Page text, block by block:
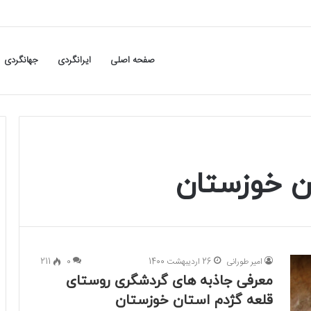
صفحه اصلی ایرانگردی جهانگردی
خوزستان
امیر طورانی 26 اردیبهشت 1400 0
211
معرفی جاذبه های گردشگری روستای
قلعه گژدم استان خوزستان